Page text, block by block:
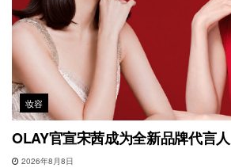
妆容
OLAY官宣宋茜成为全新品牌代言人
2026年8月8日